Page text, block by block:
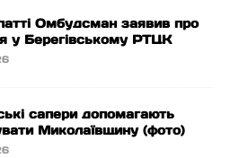
Омбудсман заявив про
у Берегівському РТЦК
сапери допомагають
Миколаївщину (фото)